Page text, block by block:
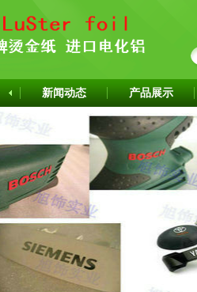
新闻动态 产品展示